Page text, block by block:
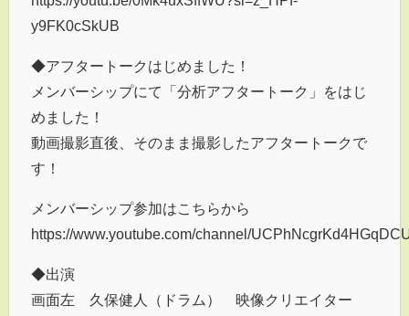
y9FK0cSkUB
◆アフタートークはじめました！
メンバーシップにて「分析アフタートーク」をはじ
めました！
動画撮影直後、そのまま撮影したアフタートークで
す！
メンバーシップ参加はこちらから
https://www.youtube.com/channel/
◆出演
画面左 久保健人（ドラム） 映像クリエイター